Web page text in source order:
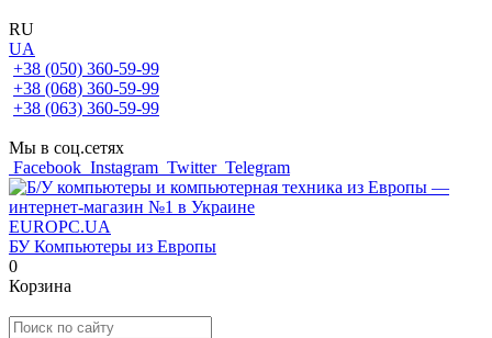
RU
UA
+38 (050) 360-59-99
+38 (068) 360-59-99
+38 (063) 360-59-99
Мы в соц.сетях
Facebook Instagram Twitter Telegram
EUROPC.UA
БУ Компьютеры из Европы
0
Корзина